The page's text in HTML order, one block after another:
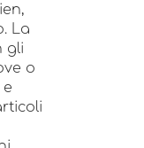
La
gli
o